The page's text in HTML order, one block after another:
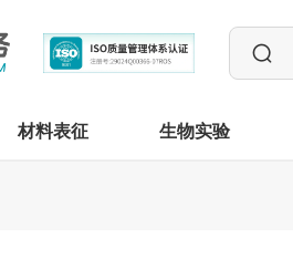
材料表征 生物实验